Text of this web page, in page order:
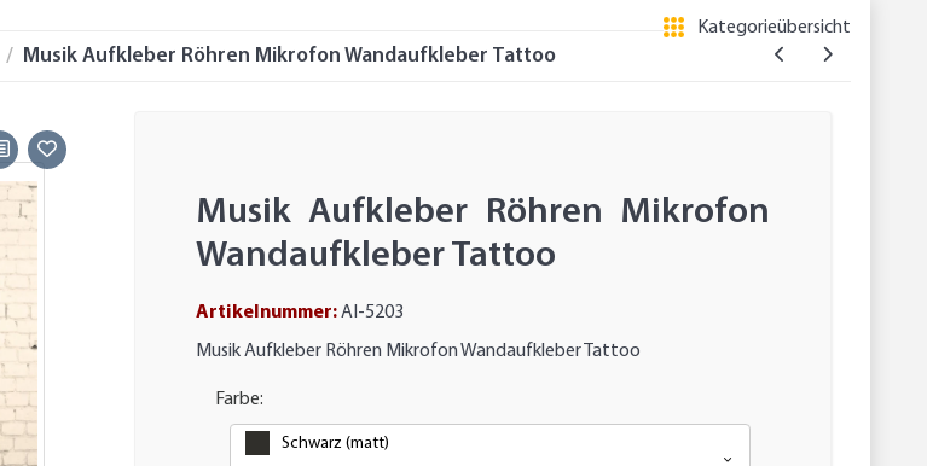
Musik Aufkleber Röhren Mikrofon Wandaufkleber Tattoo
Kategorieübersicht
Musik Aufkleber Röhren Mikrofon
Wandaufkleber Tattoo
Artikelnummer:AI-5203
Musik Aufkleber Röhren Mikrofon Wandaufkleber Tattoo
Farbe:
Schwarz (matt)